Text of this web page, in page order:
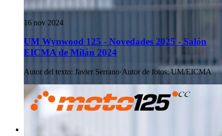
16 nov 2024
UM Wynwood 125 - Novedades 2025 - Salón
EICMA de Milán 2024
Autor del texto: Javier Serrano·Autor de fotos: UM/EICMA